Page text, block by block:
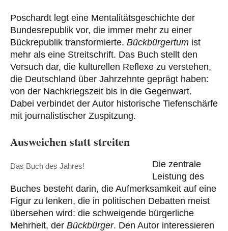
Poschardt legt eine Mentalitätsgeschichte der
Bundesrepublik vor, die immer mehr zu einer
Bückrepublik transformierte. Bückbürgertum ist
mehr als eine Streitschrift. Das Buch stellt den
Versuch dar, die kulturellen Reflexe zu verstehen,
die Deutschland über Jahrzehnte geprägt haben:
von der Nachkriegszeit bis in die Gegenwart.
Dabei verbindet der Autor historische Tiefenschärfe
mit journalistischer Zuspitzung.
Ausweichen statt streiten
Das Buch des Jahres!
Die zentrale
Leistung des
Buches besteht darin, die Aufmerksamkeit auf eine
Figur zu lenken, die in politischen Debatten meist
übersehen wird: die schweigende bürgerliche
Mehrheit, der Bückbürger. Den Autor interessieren